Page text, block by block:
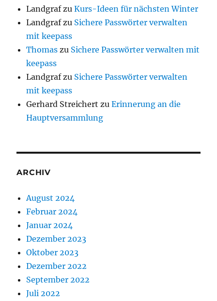
LandgrafzuKurs-Ideen für nächsten Winter
Landgrafzu Sichere Passwörter verwalten
mit keepass
Thomas zu Sichere Passwörter verwalten mit
keepass
Landgrafzu Sichere Passwörter verwalten
mit keepass
Gerhard Streichert zuErinnerung an die
Hauptversammlung
ARCHIV
August 2024
Februar 2024
Januar 2024
Dezember 2023
Oktober 2023
Dezember 2022
September 2022
Juli 2022